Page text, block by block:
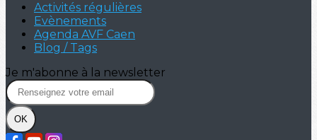
Activités régulières
Evènements
Agenda AVF Caen
Blog / Tags
Je m'abonne à la newsletter
OK